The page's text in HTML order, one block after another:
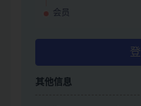
会员
其他信息